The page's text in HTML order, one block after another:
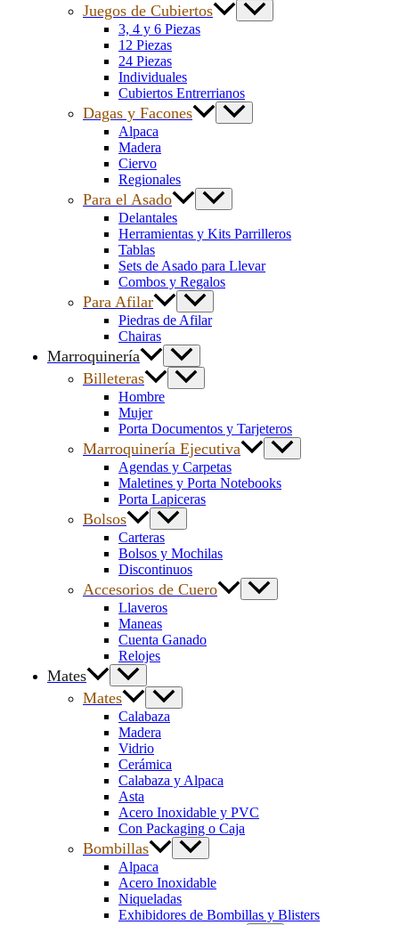
Juegos de Cubiertos
3, 4 y 6 Piezas
12 Piezas
24 Piezas
Individuales
Cubiertos Entrerrianos
Dagas y Facones
Alpaca
Madera
Ciervo
Regionales
Para el Asado
Delantales
Herramientas y Kits Parrilleros
Tablas
Sets de Asado para Llevar
Combos y Regalos
Para Afilar
Piedras de Afilar
Chairas
Marroquinería
Billeteras
Hombre
Mujer
Porta Documentos y Tarjeteros
Marroquinería Ejecutiva
Agendas y Carpetas
Maletines y Porta Notebooks
Porta Lapiceras
Bolsos
Carteras
Bolsos y Mochilas
Discontinuos
Accesorios de Cuero
Llaveros
Maneas
Cuenta Ganado
Relojes
Mates
Mates
Calabaza
Madera
Vidrio
Cerámica
Calabaza y Alpaca
Asta
Acero Inoxidable y PVC
Con Packaging o Caja
Bombillas
Alpaca
Acero Inoxidable
Niqueladas
Exhibidores de Bombillas y Blisters